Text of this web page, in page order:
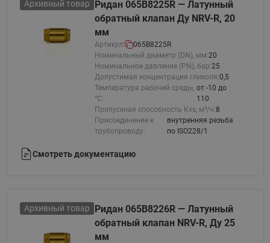
Архивный товар
Ридан 065B8225R — Латунный
обратный клапан Ду NRV-R, 20
мм
Артикул:
065B8225R
Номинальный диаметр (DN), мм:20
Номинальное давление (PN), бар:25
Допустимая концентрация гликоля:0,5
Температура рабочей среды,
°С:
от -10 до
110
Пропускная способность Kvs, м³/ч:8
Присоединение к
трубопроводу:
внутренняя резьба
по ISO228/1
Смотреть документацию
Архивный товар
Ридан 065B8226R — Латунный
обратный клапан NRV-R, Ду 25
мм